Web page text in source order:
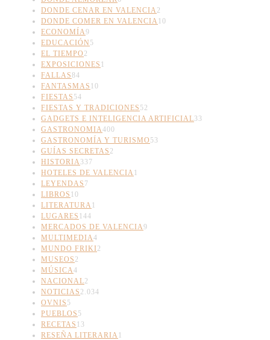
DONDE CENAR EN VALENCIA2
DONDE COMER EN VALENCIA10
ECONOMÍA9
EDUCACIÓN 5
EL TIEMPO 2
EXPOSICIONES 1
FALLAS84
FANTASMAS 10
FIESTAS 54
FIESTAS Y TRADICIONES 52
GADGETS E INTELIGENCIA ARTIFICIAL33
GASTRONOMIA400
GASTRONOMÍA Y TURISMO 53
GUÍAS SECRETAS 2
HISTORIA337
HOTELES DE VALENCIA1
LEYENDAS 7
LIBROS 10
LITERATURA1
LUGARES 144
MERCADOS DE VALENCIA9
MULTIMEDIA4
MUNDO FRIKI2
MUSEOS 2
MÚSICA4
NACIONAL2
NOTICIAS 2.034
OVNIS 5
PUEBLOS 5
RECETAS 13
RESEÑA LITERARIA1